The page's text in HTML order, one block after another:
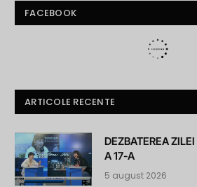
FACEBOOK
ARTICOLE RECENTE
DEZBATEREA
A 17-A
5 august 2026